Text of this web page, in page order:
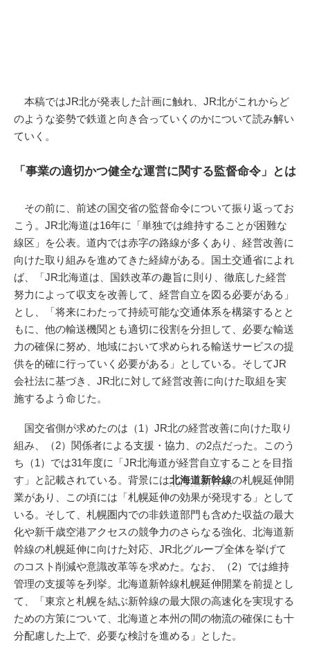
本稿ではJR北が発表した計画に触れ、JR北がこれからど
のような姿勢で鉄道と向き合っていくのかについて読み解い
ていく。
「事業の適切かつ健全な運営に関する監督命令」とは
その前に、前述の国交省の監督命令について振り返ってお
こう。JR北海道は16年に「単独では維持することが困難な
線区」を公表。道内では赤字の路線が多くあり、経営改善に
向けた取り組みを進めてきた経緯がある。国土交通省によれ
ば、「JR北海道は、国鉄改革の趣旨に則り、徹底した経営
努力によって収支を改善して、経営自立を図る必要がある」
とし、「将来にわたって持続可能な交通体系を構築するとと
もに、他の輸送機関とも適切に役割を分担して、必要な輸送
力の確保に努め、地域において求められる輸送サービスの提
供を的確に行っていく必要がある」としている。そしてJR
会社法に基づき、JR北に対して経営改善に向けた取組を実
施するよう命じた。
国交省側が求めたのは（1）JR北の経営改善に向けた取り
組み、（2）関係者による支援・協力、の2点だった。このう
ち（1）では31年度に「JR北海道が経営自立することを目指
す」と記載されている。背景には北海道新幹線の札幌延伸開
業があり、この頃には「札幌延伸の効果が発現する」として
いる。そして、札幌圏内での非鉄道部門も含めた収益の最大
化や新千歳空港アクセスの競争力のさらなる強化、北海道新
幹線の札幌延伸に向けた対応、JR北グループ全体を挙げて
のコスト削減や意識改革等を求めた。なお、（2）では維持
管理の支援等を列挙。北海道新幹線札幌延伸開業を前提とし
て、「東京と札幌を結ぶ新幹線の最大限の高速化を実現する
ための方策について、北海道と本州の間の物流の確保にも十
分配慮した上で、必要な検討を進める」とした。